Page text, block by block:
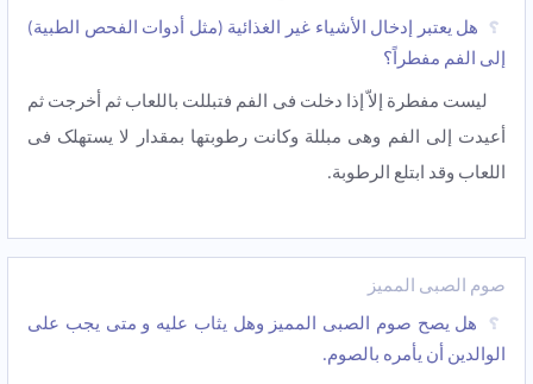
هل یعتبر إدخال الأشیاء غیر الغذائیة (مثل أدوات الفحص الطبیة)
إلى الفم مفطراً؟
لیست مفطرة إلاّ إذا دخلت فی الفم فتبللت باللعاب ثم أخرجت ثم
أعیدت إلى الفم وهی مبللة وکانت رطوبتها بمقدار لا یستهلک فی
اللعاب وقد ابتلع الرطوبة.
صوم الصبی الممیز
هل یصح صوم الصبی الممیز وهل یثاب علیه و متى یجب على
الوالدین أن یأمره بالصوم.